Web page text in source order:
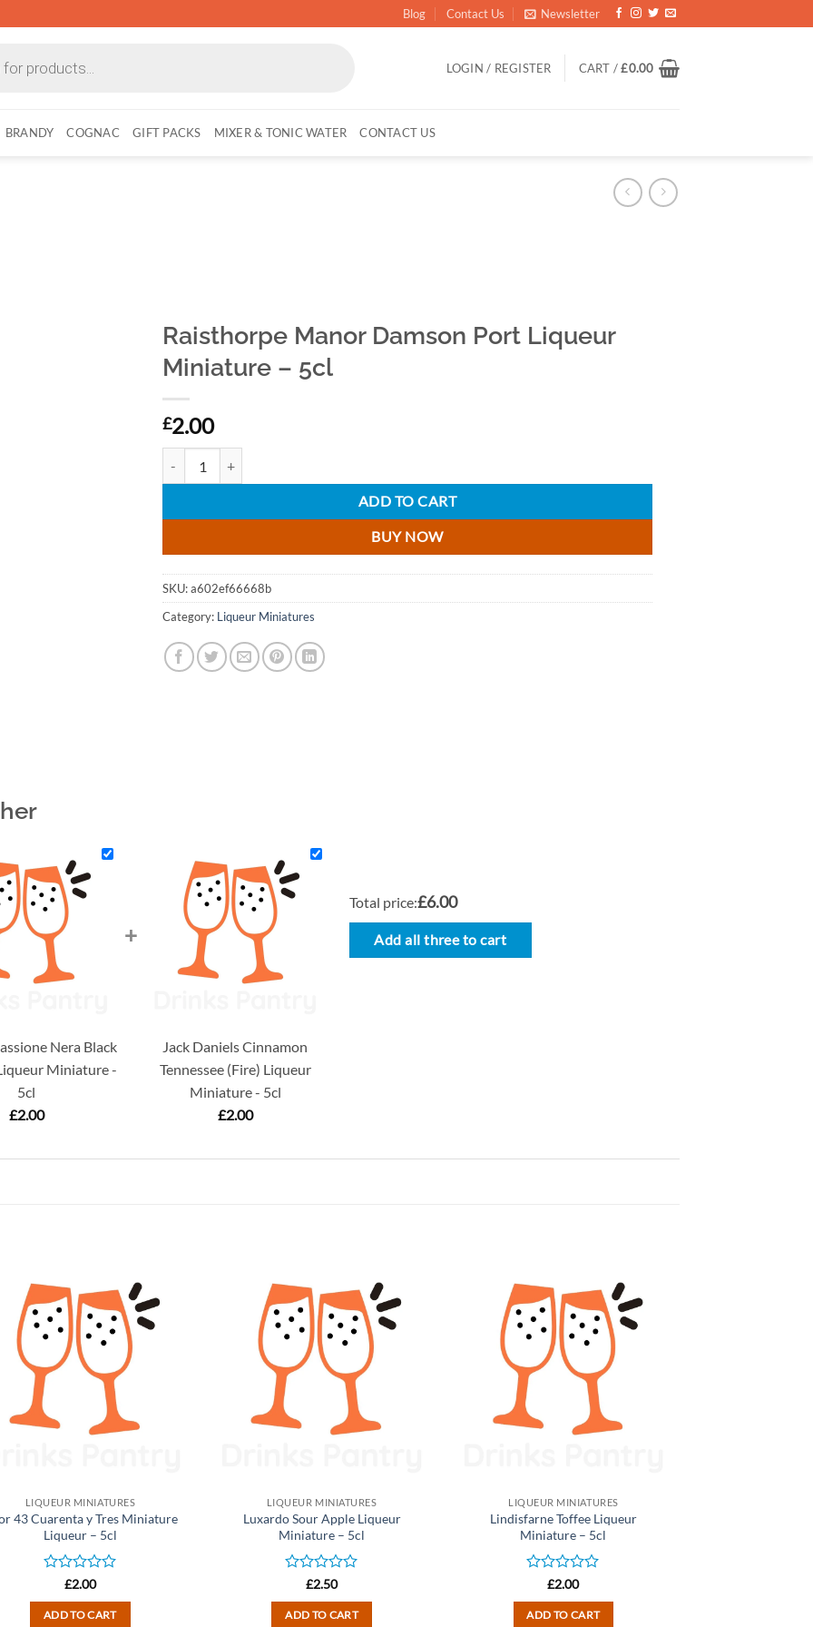
Blog Contact Us Newsletter
LOGIN / REGISTER CART /£0.00
BRANDY COGNAC GIFT PACKS MIXER & TONIC WATER CONTACT US
Raisthorpe Manor Damson Port Liqueur
Miniature – 5cl
£2.00
ADD TO CART
BUY NOW
SKU:a602ef66668b
Category: Liqueur Miniatures
Nera Black
Miniature -
5cl
£2.00
+
Jack Daniels Cinnamon
Tennessee (Fire) Liqueur
Miniature - 5cl
£2.00
Total price:£6.00
Add all three to cart
LIQUEUR MINIATURES
43 Cuarenta y Tres Miniature
Liqueur – 5cl
Rated
out
£2.00
ADD TO CART
LIQUEUR MINIATURES
Luxardo Sour Apple Liqueur
Miniature – 5cl
Rated
out
£2.50
ADD TO CART
LIQUEUR MINIATURES
Lindisfarne Toffee Liqueur
Miniature – 5cl
Rated
out
£2.00
ADD TO CART